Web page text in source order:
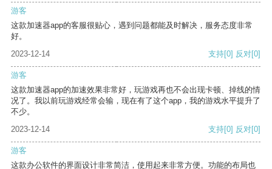
游客
这款加速器app的客服很贴心，遇到问题都能及时解决，服务态度非常
好。
2023-12-14
支持[0] 反对[0]
游客
这款加速器app的加速效果非常好，玩游戏再也不会出现卡顿、掉线的情
况了。我以前玩游戏经常会输，现在有了这个app，我的游戏水平提升了
不少。
2023-12-14
支持[0] 反对[0]
游客
这款办公软件的界面设计非常简洁，使用起来非常方便。功能的布局也